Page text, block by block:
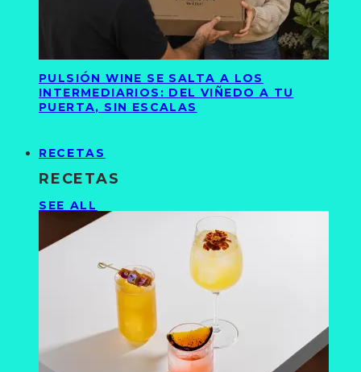
PULSIÓN WINE SE SALTA A LOS
INTERMEDIARIOS: DEL VIÑEDO A TU
PUERTA, SIN ESCALAS
RECETAS
RECETAS
SEE ALL